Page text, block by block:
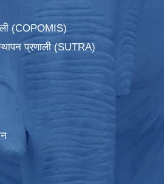
(COPOMIS)
प्रणाली (SUTRA)